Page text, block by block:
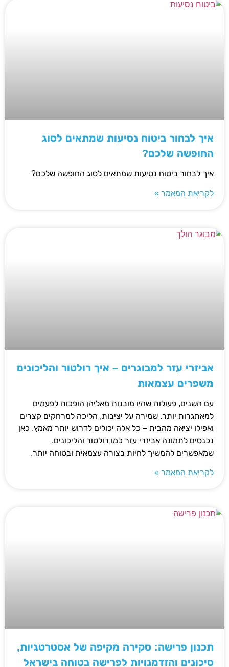
איך לבחור ביטוח נסיעות שמתאים לסוג
החופשה שלכם?
איך לבחור ביטוח נסיעות שמתאים לסוג החופשה שלכם?
לקריאת המאמר »
אביזרי עזר למבוגרים – איך רולטור והליכונים
משפרים עצמאות
עם השנים, פעולות שהיו מובנות מאליהן הופכות לפעמים
למאתגרות יותר. שמירה על יציבות, הליכה למרחקים קצרים
ואפילו יציאה מהבית – כל אלה יכולים לדרוש יותר מאמץ. כאן
נכנסים לתמונה אביזרי עזר כמו רולטור והליכונים,
שמאפשרים להמשיך לחיות בצורה עצמאית ובטוחה יותר.
לקריאת המאמר »
תכנון פרישה: סקירה מקיפה של אסטרטגיות,
סיכונים והזדמנויות לפרישה בטוחה בישראל